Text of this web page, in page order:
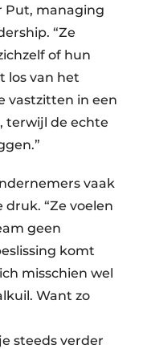
Put, managing
“Ze
of hun
los van het
vastzitten in een
terwijl de echte
vaak
druk. “Ze voelen
geen
komt
misschien wel
Want zo
steeds verder